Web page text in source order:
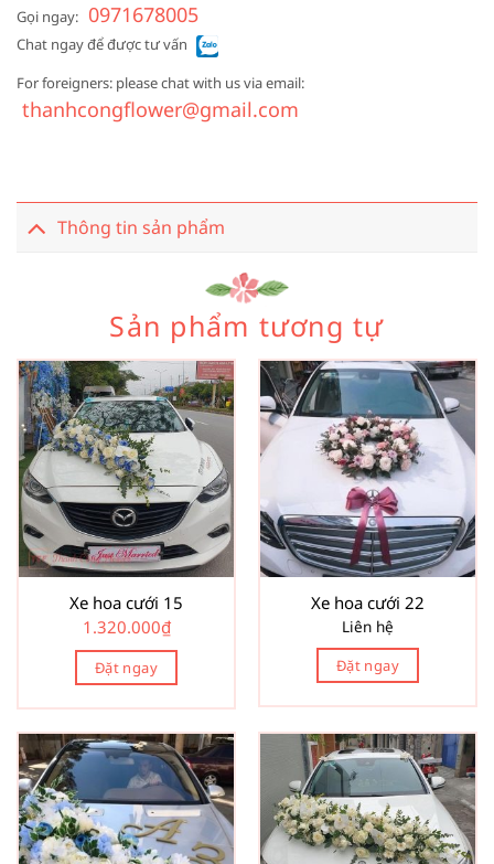
Gọi ngay: 0971678005
Chat ngay để được tư vấn
For foreigners: please chat with us via email:
thanhcongflower@gmail.com
Thông tin sản phẩm
Sản phẩm tương tự
Xe hoa cưới 15
1.320.000₫
Đặt ngay
Xe hoa cưới 22
Liên hệ
Đặt ngay